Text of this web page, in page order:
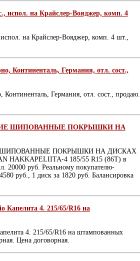
испол. на Крайслер-Вояджер, комп. 4
на Крайслер-Вояджер, комп. 4 шт.,
Континенталь, Германия, отл. сост.,
Германия, отл. сост., продаю.
ШИПОВАННЫЕ ПОКРЫШКИ НА
ПОКРЫШКИ НА ДИСКАХ
4 185/55 R15 (86T) в
20000 руб. Реальному покупателю-
руб., 1 диск за 1820 руб. Балансировка
Капелита 4. 215/65/R16 на
4. 215/65/R16 на штампованных
Цена договорная.